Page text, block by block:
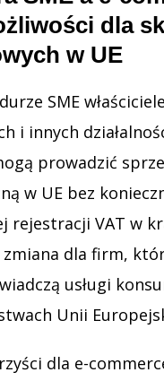
dla
w UE
SME
i innych
prowadzić
w UE bez
rejestracji VAT w
dla firm,
usługi
Unii
dla e-